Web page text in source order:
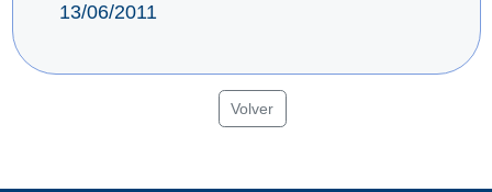
13/06/2011
Volver